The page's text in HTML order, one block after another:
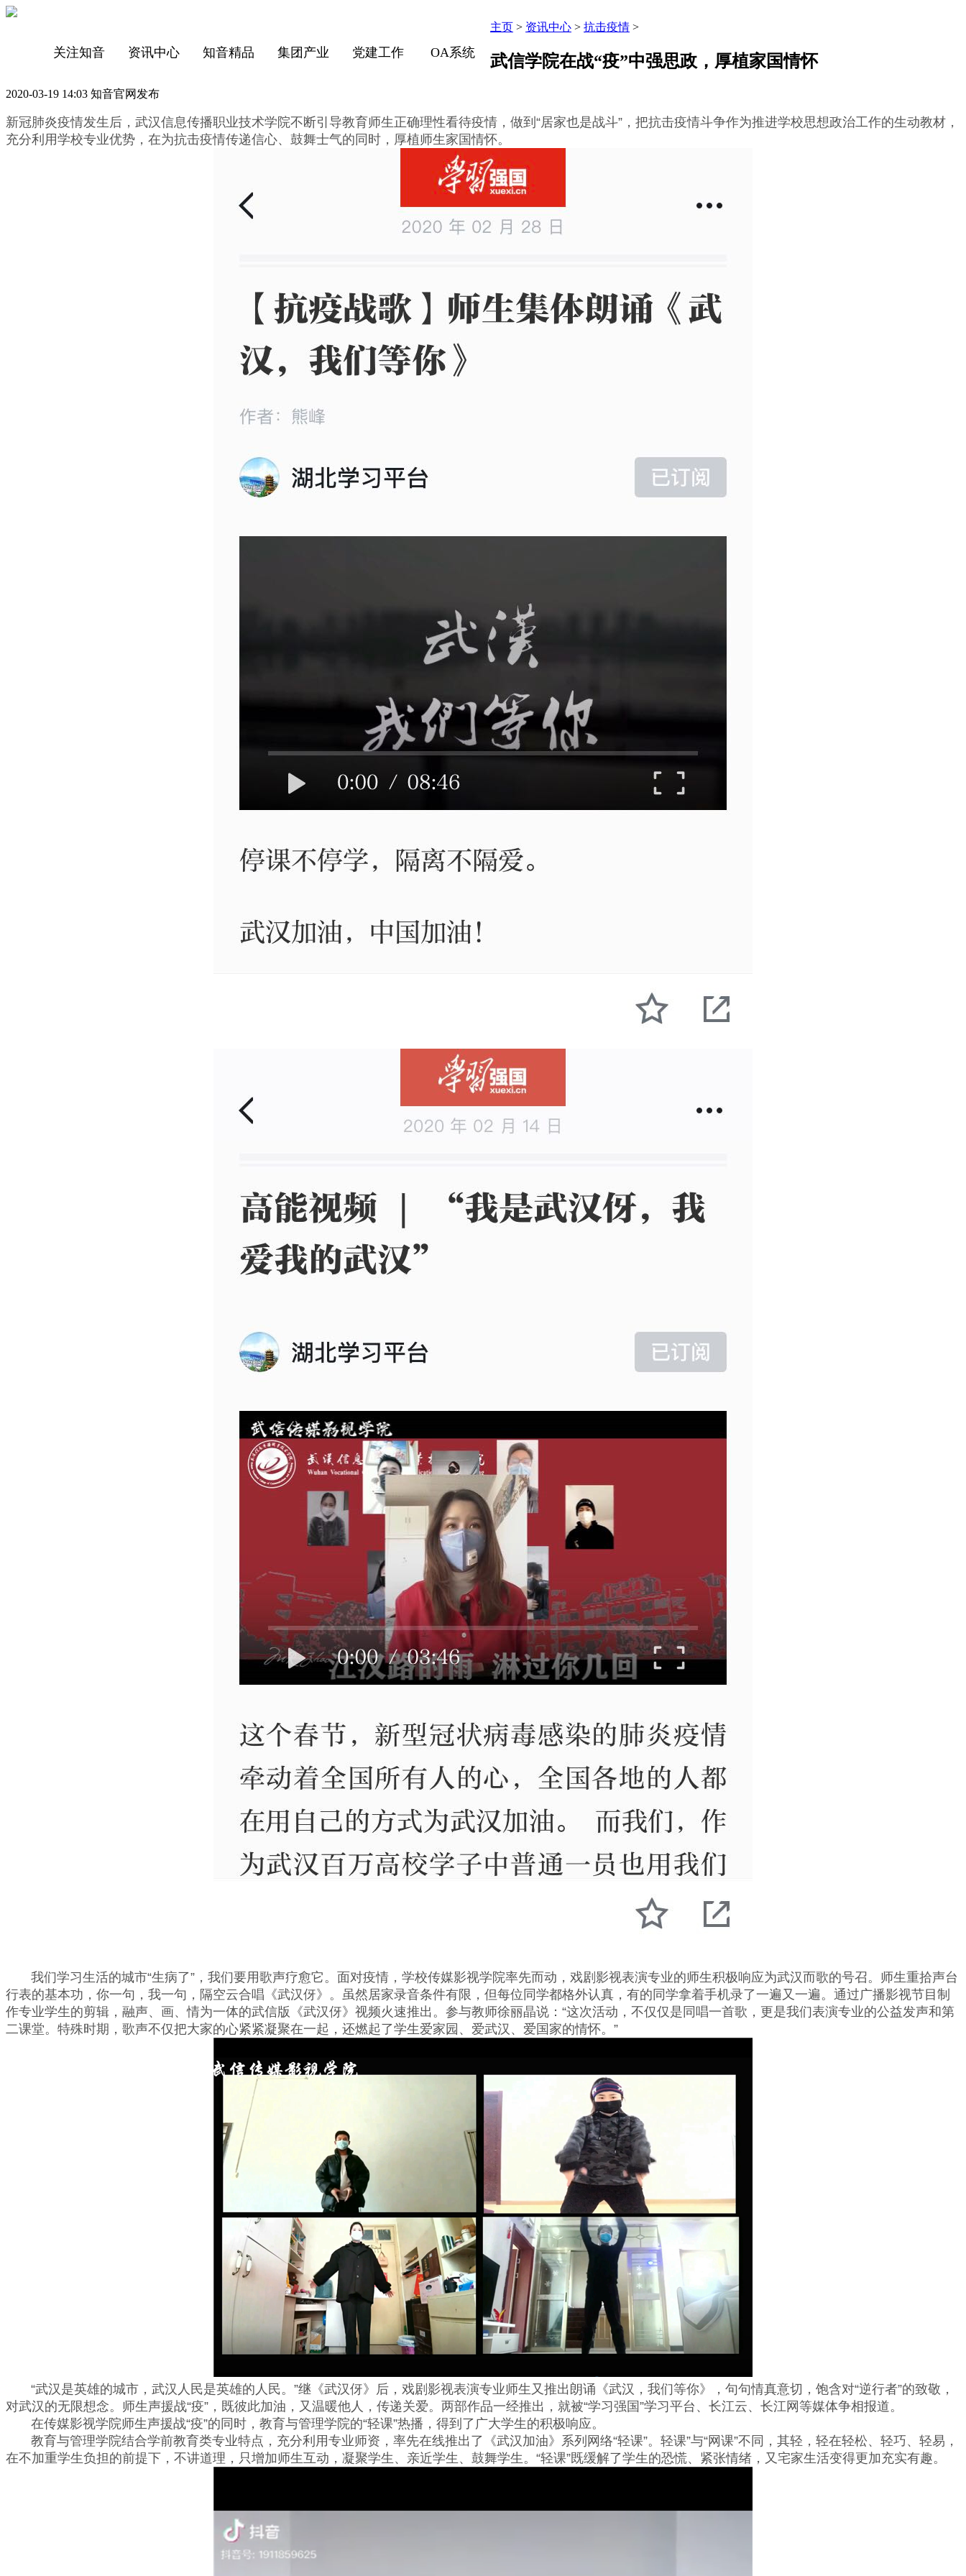
关注知音 资讯中心 知音精品 集团产业 党建工作 OA系统
主页 > 资讯中心 > 抗击疫情 >
武信学院在战“疫”中强思政，厚植家国情怀
2020-03-19 14:03 知音官网发布
新冠肺炎疫情发生后，武汉信息传播职业技术学院不断引导教育师生正确理性看待疫情，做到“居家也是战斗”，把抗击疫情斗争作为推进学校思想政治工作的生动教材，
充分利用学校专业优势，在为抗击疫情传递信心、鼓舞士气的同时，厚植师生家国情怀。
我们学习生活的城市“生病了”，我们要用歌声疗愈它。面对疫情，学校传媒影视学院率先而动，戏剧影视表演专业的师生积极响应为武汉而歌的号召。师生重拾声台
行表的基本功，你一句，我一句，隔空云合唱《武汉伢》。虽然居家录音条件有限，但每位同学都格外认真，有的同学拿着手机录了一遍又一遍。通过广播影视节目制
作专业学生的剪辑，融声、画、情为一体的武信版《武汉伢》视频火速推出。参与教师徐丽晶说：“这次活动，不仅仅是同唱一首歌，更是我们表演专业的公益发声和第
二课堂。特殊时期，歌声不仅把大家的心紧紧凝聚在一起，还燃起了学生爱家园、爱武汉、爱国家的情怀。”
“武汉是英雄的城市，武汉人民是英雄的人民。”继《武汉伢》后，戏剧影视表演专业师生又推出朗诵《武汉，我们等你》，句句情真意切，饱含对“逆行者”的致敬，
对武汉的无限想念。师生声援战“疫”，既彼此加油，又温暖他人，传递关爱。两部作品一经推出，就被“学习强国”学习平台、长江云、长江网等媒体争相报道。
在传媒影视学院师生声援战“疫”的同时，教育与管理学院的“轻课”热播，得到了广大学生的积极响应。
教育与管理学院结合学前教育类专业特点，充分利用专业师资，率先在线推出了《武汉加油》系列网络“轻课”。轻课”与“网课”不同，其轻，轻在轻松、轻巧、轻易，
在不加重学生负担的前提下，不讲道理，只增加师生互动，凝聚学生、亲近学生、鼓舞学生。“轻课”既缓解了学生的恐慌、紧张情绪，又宅家生活变得更加充实有趣。